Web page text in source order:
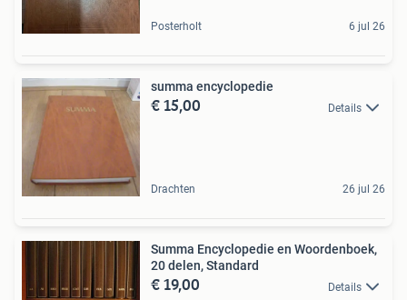
Posterholt 6 jul 26
summa encyclopedie
€ 15,00 Details
Drachten 26 jul 26
Summa Encyclopedie en Woordenboek,
20 delen, Standard
€ 19,00 Details